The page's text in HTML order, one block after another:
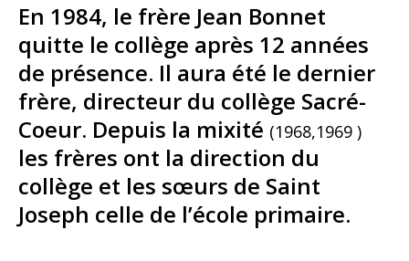
En 1984, le frère Jean Bonnet
quitte le collège après 12 années
de présence. Il aura été le dernier
frère, directeur du collège Sacré-
Coeur. Depuis la mixité (1968,1969 )
les frères ont la direction du
collège et les sœurs de Saint
Joseph celle de l’école primaire.